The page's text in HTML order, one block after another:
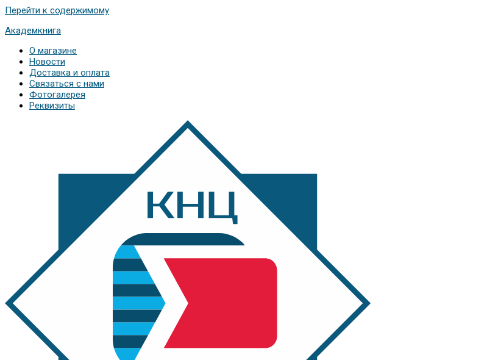
Перейти к содержимому
Академкнига
О магазине
Новости
Доставка и оплата
Связаться с нами
Фотогалерея
Реквизиты